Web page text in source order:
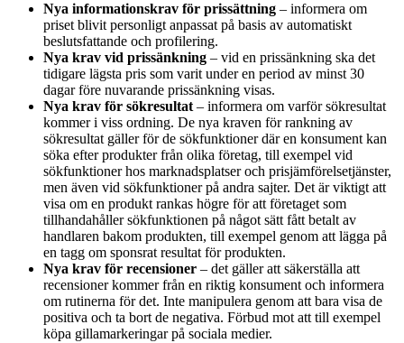
Nya informationskrav för prissättning – informera om
priset blivit personligt anpassat på basis av automatiskt
beslutsfattande och profilering.
Nya krav vid prissänkning – vid en prissänkning ska det
tidigare lägsta pris som varit under en period av minst 30
dagar före nuvarande prissänkning visas.
Nya krav för sökresultat – informera om varför sökresultat
kommer i viss ordning. De nya kraven för rankning av
sökresultat gäller för de sökfunktioner där en konsument kan
söka efter produkter från olika företag, till exempel vid
sökfunktioner hos marknadsplatser och prisjämförelsetjänster,
men även vid sökfunktioner på andra sajter. Det är viktigt att
visa om en produkt rankas högre för att företaget som
tillhandahåller sökfunktionen på något sätt fått betalt av
handlaren bakom produkten, till exempel genom att lägga på
en tagg om sponsrat resultat för produkten.
Nya krav för recensioner – det gäller att säkerställa att
recensioner kommer från en riktig konsument och informera
om rutinerna för det. Inte manipulera genom att bara visa de
positiva och ta bort de negativa. Förbud mot att till exempel
köpa gillamarkeringar på sociala medier.